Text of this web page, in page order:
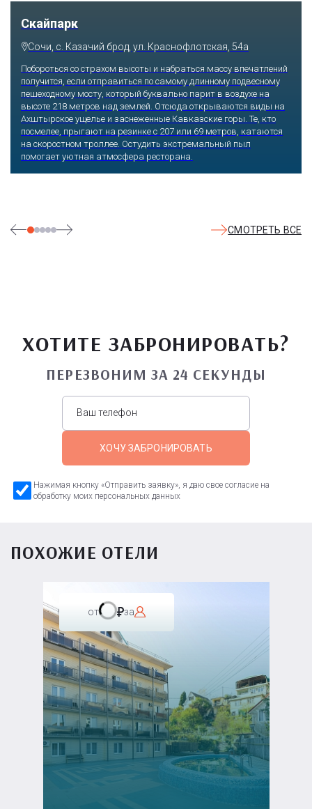
Скайпарк
Сочи, с. Казачий брод, ул. Краснофлотская, 54а
Побороться со страхом высоты и набраться массу впечатлений
получится, если отправиться по самому длинному подвесному
пешеходному мосту, который буквально парит в воздухе на
высоте 218 метров над землей. Отсюда открываются виды на
Ахштырское ущелье и заснеженные Кавказские горы. Те, кто
посмелее, прыгают на резинке с 207 или 69 метров, катаются
на скоростном троллее. Остудить экстремальный пыл
помогает уютная атмосфера ресторана.
СМОТРЕТЬ ВСЕ
ХОТИТЕ ЗАБРОНИРОВАТЬ?
ПЕРЕЗВОНИМ ЗА 24 СЕКУНДЫ
ХОЧУ ЗАБРОНИРОВАТЬ
Нажимая кнопку «Отправить заявку», я даю свое согласие на
обработку моих персональных данных
ПОХОЖИЕ ОТЕЛИ
от за